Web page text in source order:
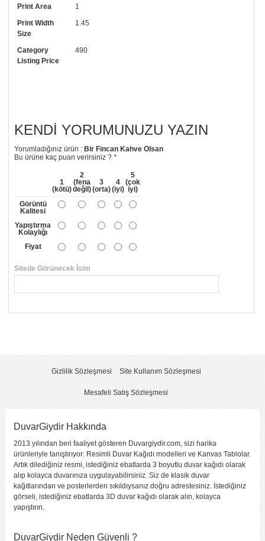
arayıp talebinizi iletebilirsiniz.
• Görselde düzenleme yaptırmak istiyorsanız yine bize telefon
numaramızdan ulaşabilirsiniz.
Print Area
1
Print Width
Size
1.45
Category
Listing Price
490
KENDI YORUMUNUZU YAZIN
Yorumladığınız ürün : Bir Fincan Kahve Olsan
Bu ürüne kaç puan verirsiniz ?*
1
(kötü)
2
(fena
değil)
3
(orta)
4
(iyi)
5
(çok
iyi)
Görüntü
Kalitesi
Yapıştırma
Kolaylığı
Fiyat
Sitede Görünecek İsim
Yorumu Gönder
Gizlilik Sözleşmesi Site Kullanım Sözleşmesi
Mesafeli Satış Sözleşmesi
DuvarGiydir Hakkında
2013 yılından beri faaliyet gösteren Duvargiydir.com, sizi harika
ürünleriyle tanıştırıyor: Resimli Duvar Kağıdı modelleri ve Kanvas Tablolar.
Artık dilediğiniz resmi, istediğiniz ebatlarda 3 boyutlu duvar kağıdı olarak
alıp kolayca duvarınıza uygulayabilirsiniz. Siz de klasik duvar
kağıtlarından ve posterlerden sıkıldıysanız doğru adrestesiniz. İstediğiniz
görseli, istediğiniz ebatlarda 3D duvar kağıdı olarak alın, kolayca
yapıştırın.
DuvarGiydir Neden Güvenli ?